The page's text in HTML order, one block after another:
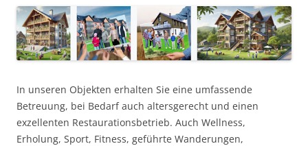
In unseren Objekten erhalten Sie eine umfassende
Betreuung, bei Bedarf auch altersgerecht und einen
exzellenten Restaurationsbetrieb. Auch Wellness,
Erholung, Sport, Fitness, geführte Wanderungen,